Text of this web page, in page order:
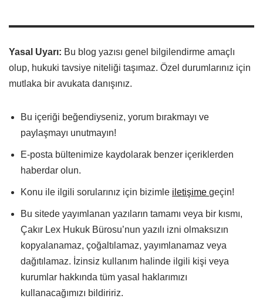
Yasal Uyarı: Bu blog yazısı genel bilgilendirme amaçlı
olup, hukuki tavsiye niteliği taşımaz. Özel durumlarınız için
mutlaka bir avukata danışınız.
Bu içeriği beğendiyseniz, yorum bırakmayı ve
paylaşmayı unutmayın!
E-posta bültenimize kaydolarak benzer içeriklerden
haberdar olun.
Konu ile ilgili sorularınız için bizimle iletişime geçin!
Bu sitede yayımlanan yazıların tamamı veya bir kısmı,
Çakır Lex Hukuk Bürosu’nun yazılı izni olmaksızın
kopyalanamaz, çoğaltılamaz, yayımlanamaz veya
dağıtılamaz. İzinsiz kullanım halinde ilgili kişi veya
kurumlar hakkında tüm yasal haklarımızı
kullanacağımızı bildiririz.